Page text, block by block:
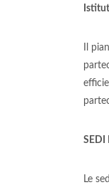
Il
SEDI
Le